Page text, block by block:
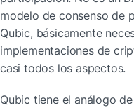
modelo de consenso de
Qubic, básicamente
implementaciones de
casi todos los aspectos.
Qubic tiene el análogo